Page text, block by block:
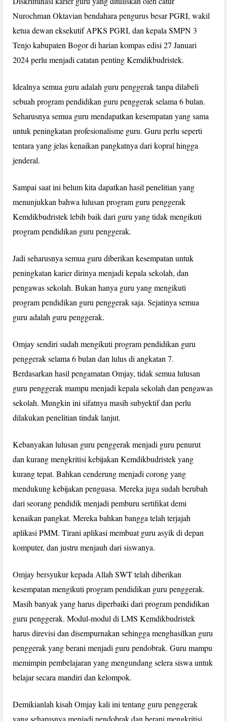
Nurochman Oktavian bendahara pengurus besar PGRI, wakil
ketua dewan eksekutif APKS PGRI, dan kepala SMPN 3
Tenjo kabupaten Bogor di harian kompas edisi 27 Januari
2024 perlu menjadi catatan penting Kemdikbudristek.
Idealnya semua guru adalah guru penggerak tanpa dilabeli
sebuah program pendidikan guru penggerak selama 6 bulan.
Seharusnya semua guru mendapatkan kesempatan yang sama
untuk peningkatan profesionalisme guru. Guru perlu seperti
tentara yang jelas kenaikan pangkatnya dari kopral hingga
jenderal.
Sampai saat ini belum kita dapatkan hasil penelitian yang
menunjukkan bahwa lulusan program guru penggerak
Kemdikbudristek lebih baik dari guru yang tidak mengikuti
program pendidikan guru penggerak.
Jadi seharusnya semua guru diberikan kesempatan untuk
peningkatan karier dirinya menjadi kepala sekolah, dan
pengawas sekolah. Bukan hanya guru yang mengikuti
program pendidikan guru penggerak saja. Sejatinya semua
guru adalah guru penggerak.
Omjay sendiri sudah mengikuti program pendidikan guru
penggerak selama 6 bulan dan lulus di angkatan 7.
Berdasarkan hasil pengamatan Omjay, tidak semua lulusan
guru penggerak mampu menjadi kepala sekolah dan pengawas
sekolah. Mungkin ini sifatnya masih subyektif dan perlu
dilakukan penelitian tindak lanjut.
Kebanyakan lulusan guru penggerak menjadi guru penurut
dan kurang mengkritisi kebijakan Kemdikbudristek yang
kurang tepat. Bahkan cenderung menjadi corong yang
mendukung kebijakan penguasa. Mereka juga sudah berubah
dari seorang pendidik menjadi pemburu sertifikat demi
kenaikan pangkat. Mereka bahkan bangga telah terjajah
aplikasi PMM. Tirani aplikasi membuat guru asyik di depan
komputer, dan justru menjauh dari siswanya.
Omjay bersyukur kepada Allah SWT telah diberikan
kesempatan mengikuti program pendidikan guru penggerak.
Masih banyak yang harus diperbaiki dari program pendidikan
guru penggerak. Modul-modul di LMS Kemdikbudristek
harus direvisi dan disempurnakan sehingga menghasilkan guru
penggerak yang berani menjadi guru pendobrak. Guru mampu
memimpin pembelajaran yang mengundang selera siswa untuk
belajar secara mandiri dan kelompok.
Demikianlah kisah Omjay kali ini tentang guru penggerak
yang seharusnya menjadi pendobrak dan berani mengkritisi